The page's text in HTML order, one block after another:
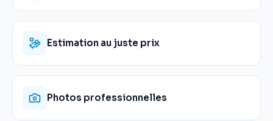
Estimation au juste prix
Photos professionnelles